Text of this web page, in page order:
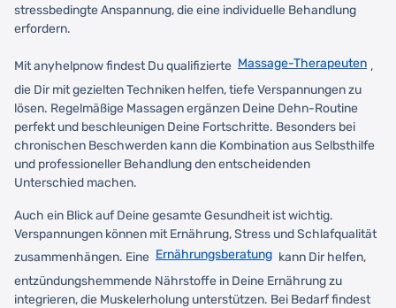
stressbedingte Anspannung, die eine individuelle Behandlung
erfordern.
Mit anyhelpnow findest Du qualifizierte Massage-Therapeuten ,
die Dir mit gezielten Techniken helfen, tiefe Verspannungen zu
lösen. Regelmäßige Massagen ergänzen Deine Dehn-Routine
perfekt und beschleunigen Deine Fortschritte. Besonders bei
chronischen Beschwerden kann die Kombination aus Selbsthilfe
und professioneller Behandlung den entscheidenden
Unterschied machen.
Auch ein Blick auf Deine gesamte Gesundheit ist wichtig.
Verspannungen können mit Ernährung, Stress und Schlafqualität
zusammenhängen. Eine Ernährungsberatung kann Dir helfen,
entzündungshemmende Nährstoffe in Deine Ernährung zu
integrieren, die Muskelerholung unterstützen. Bei Bedarf findest